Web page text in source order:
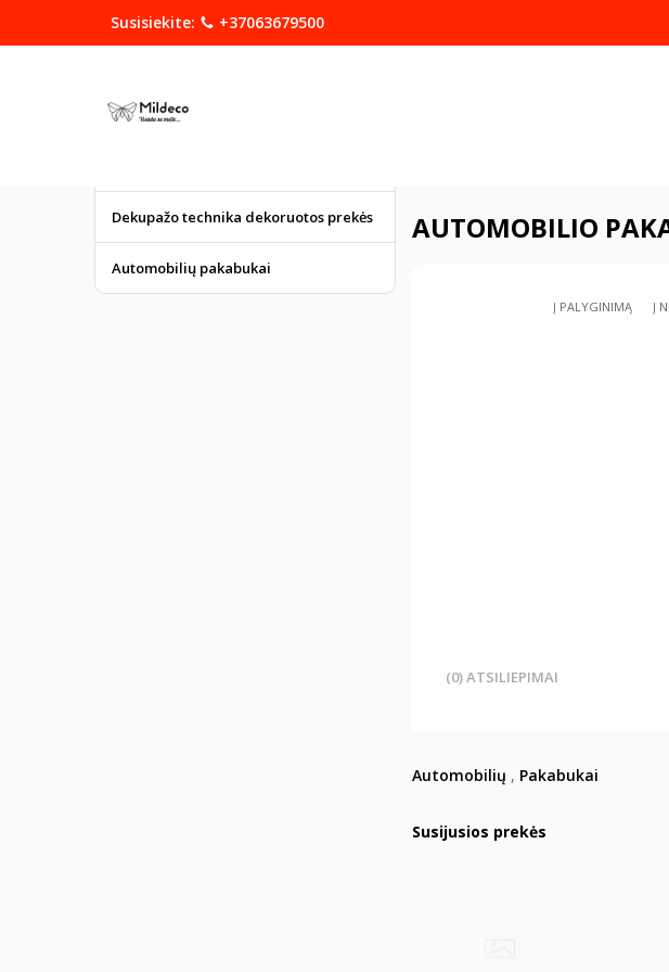
Susisiekite: +37063679500
AUTOMOBILIO
Į PALYGINIMĄ Į
(0) ATSILIEPIMAI
Automobilių , Pakabukai
Susijusios prekės
DOVANOS
Dekupažo technika dekoruotos prekės
Automobilių pakabukai